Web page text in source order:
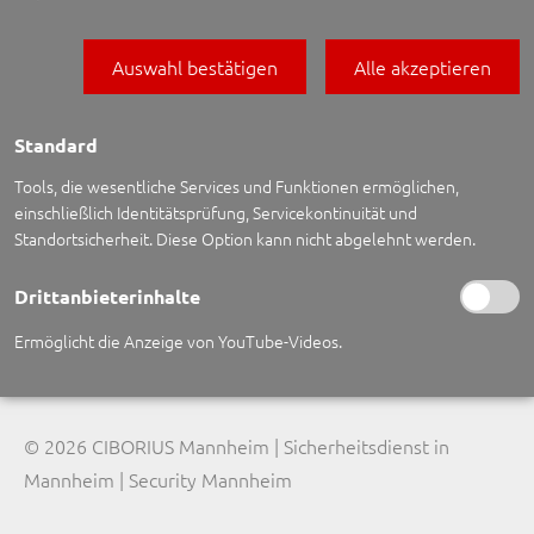
CIBORIUS Security & Service Solutions Mannheim GmbH
Havellandstr. 10-12, 68309Mannheim
mannheim@security.de
Website: www.security.de
© 2026 CIBORIUS Mannheim | Sicherheitsdienst in
Mannheim | Security Mannheim
Auswahl bestätigen Alle akzeptieren
Standard
Tools, die wesentliche Services und Funktionen ermöglichen,
einschließlich Identitätsprüfung, Servicekontinuität und
Standortsicherheit. Diese Option kann nicht abgelehnt werden.
Drittanbieterinhalte
Ermöglicht die Anzeige von YouTube-Videos.